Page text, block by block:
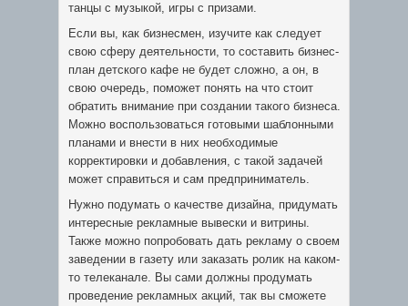
танцы с музыкой, игры с призами.
Если вы, как бизнесмен, изучите как следует
свою сферу деятельности, то составить бизнес-
план детского кафе не будет сложно, а он, в
свою очередь, поможет понять на что стоит
обратить внимание при создании такого бизнеса.
Можно воспользоваться готовыми шаблонными
планами и внести в них необходимые
корректировки и добавления, с такой задачей
может справиться и сам предприниматель.
Нужно подумать о качестве дизайна, придумать
интересные рекламные вывески и витрины.
Также можно попробовать дать рекламу о своем
заведении в газету или заказать ролик на каком-
то телеканале. Вы сами должны продумать
проведение рекламных акций, так вы сможете